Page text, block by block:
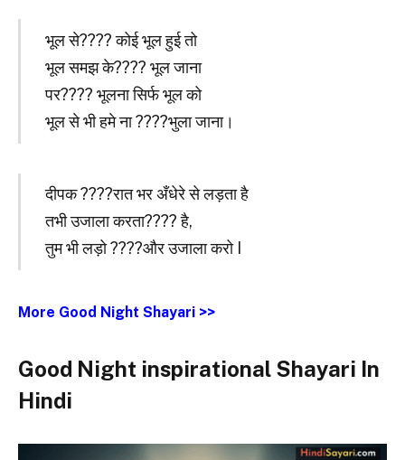
भूल से???? कोई भूल हुई तो
भूल समझ के???? भूल जाना
पर???? भूलना सिर्फ भूल को
भूल से भी हमे ना ????भुला जाना।
दीपक ????रात भर अँधेरे से लड़ता है
तभी उजाला करता???? है,
तुम भी लड़ो ????और उजाला करो I
More Good Night Shayari >>
Good Night inspirational Shayari In
Hindi